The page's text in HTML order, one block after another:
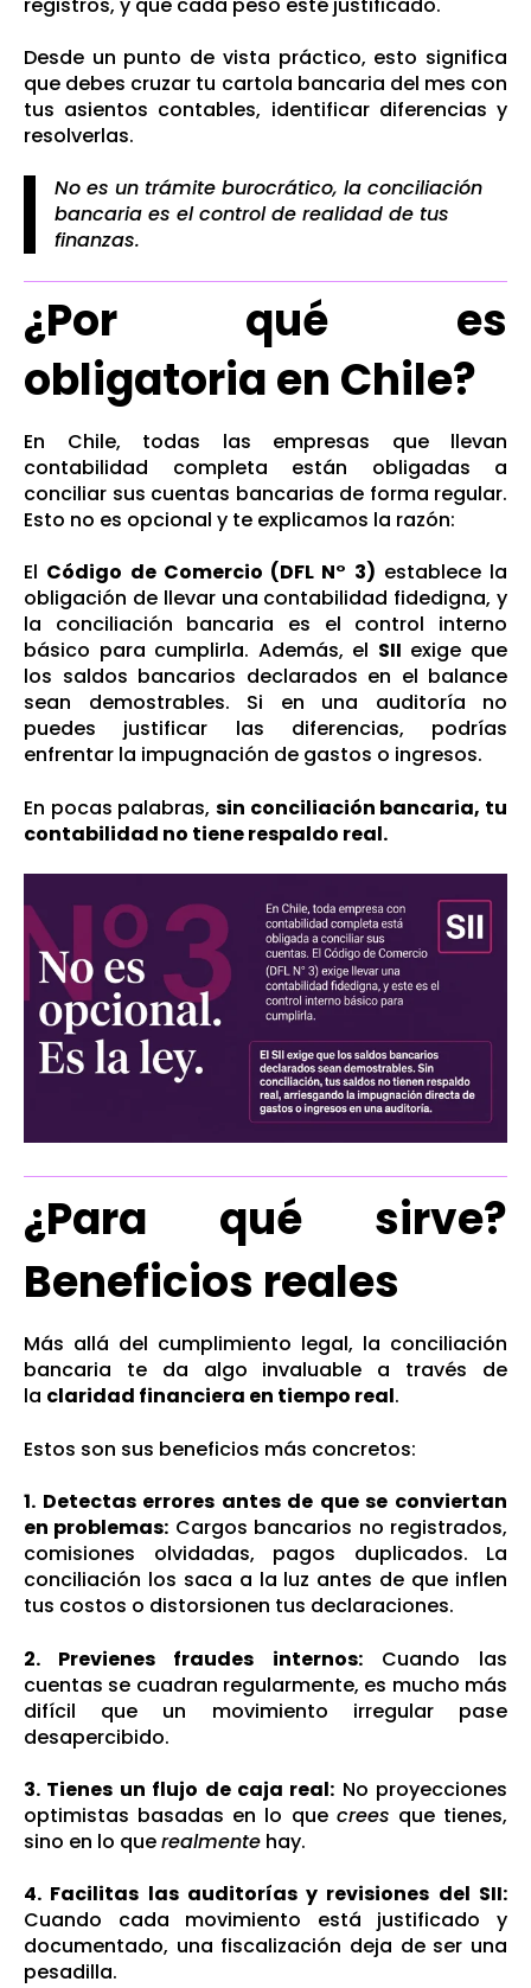
Desde un punto de vista práctico, esto significa
que debes cruzar tu cartola bancaria del mes con
tus asientos contables, identificar diferencias y
resolverlas.
No es un trámite burocrático, la conciliación
bancaria es el control de realidad de tus
finanzas.
¿Por qué es
obligatoria en Chile?
En Chile, todas las empresas que llevan
contabilidad completa están obligadas a
conciliar sus cuentas bancarias de forma regular.
Esto no es opcional y te explicamos la razón:
El Código de Comercio (DFL N° 3) establece la
obligación de llevar una contabilidad fidedigna, y
la conciliación bancaria es el control interno
básico para cumplirla. Además, el SII exige que
los saldos bancarios declarados en el balance
sean demostrables. Si en una auditoría no
puedes justificar las diferencias, podrías
enfrentar la impugnación de gastos o ingresos.
En pocas palabras, sin conciliación bancaria, tu
contabilidad no tiene respaldo real.
¿Para qué sirve?
Beneficios reales
Más allá del cumplimiento legal, la conciliación
bancaria te da algo invaluable a través de
la claridad financiera en tiempo real.
Estos son sus beneficios más concretos:
1. Detectas errores antes de que se conviertan
en problemas: Cargos bancarios no registrados,
comisiones olvidadas, pagos duplicados. La
conciliación los saca a la luz antes de que inflen
tus costos o distorsionen tus declaraciones.
2. Previenes fraudes internos:Cuando las
cuentas se cuadran regularmente, es mucho más
difícil que un movimiento irregular pase
desapercibido.
3. Tienes un flujo de caja real: No proyecciones
optimistas basadas en lo que crees que tienes,
sino en lo querealmente hay.
4. Facilitas las auditorías y revisiones del SII:
Cuando cada movimiento está justificado y
documentado, una fiscalización deja de ser una
pesadilla.